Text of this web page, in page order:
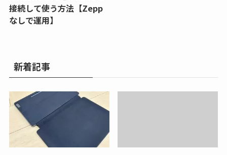
接続して使う方法【Zepp
なしで運用】
新着記事